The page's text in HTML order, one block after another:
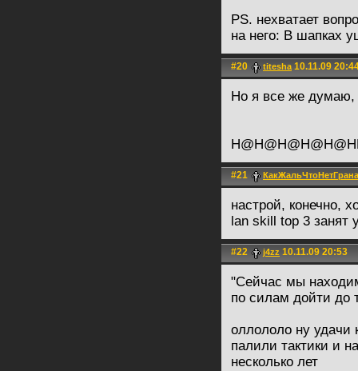
PS. нехватает
на него: В шапках
#20 titesha10.11.09
Но я все же думаю,
#21
настрой, конечно,
lan skill top 3 занят
#22 j4zz 10.11.09 20:53
"Сейчас мы
по силам дойти до
оллололо ну удачи
палили тактики и
несколько лет